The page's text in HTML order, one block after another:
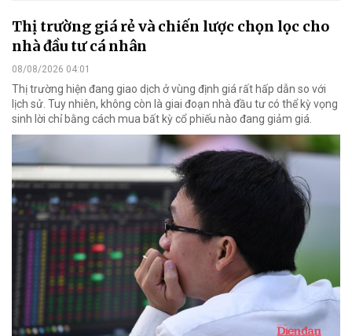
Thị trường giá rẻ và chiến lược chọn lọc cho
nhà đầu tư cá nhân
08/08/2026 04:01
Thị trường hiện đang giao dịch ở vùng định giá rất hấp dẫn so với
lịch sử. Tuy nhiên, không còn là giai đoạn nhà đầu tư có thể kỳ vọng
sinh lời chỉ bằng cách mua bất kỳ cổ phiếu nào đang giảm giá.